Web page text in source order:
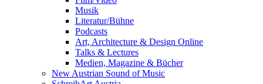
Musik
Literatur/Bühne
Podcasts
Art, Architecture & Design Online
Talks & Lectures
Medien, Magazine & Bücher
New Austrian Sound of Music